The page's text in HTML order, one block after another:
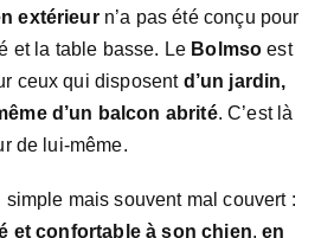
extérieurn’a pas été conçu pour
et la table basse. Le Bolmso est
ceux qui disposent d’un jardin,
d’un balcon abrité. C’est là
de lui-même.
simple mais souvent mal couvert :
et confortable à son chien,en